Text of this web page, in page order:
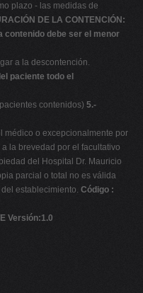
plazo - las medidas de
DE LA CONTENCIÓN:
contenido debe ser el menor
a la descontención.
paciente todo el
contenidos) 5.-
médico o excepcionalmente por
la brevedad por el facultativo
del Hospital Dr. Mauricio
parcial o total no es válida
establecimiento. Código :
Versión:1.0